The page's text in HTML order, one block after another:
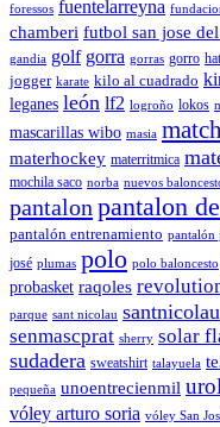
foressos fuentelarreyna
chamberi futbol san jose
gandia golf gorra gorras gorro
jogger karate kilo al cuadrado
leganes león lf2 logroño lokos
mascarillas wibo masia
materhockey materritmica
mochila saco norba nuevos
pantalon pantalon
pantalón entrenamiento pantalón
josé plumas polo polo baloncesto
probasket raqoles
parque sant nicolau santnicolau
senmascprat sherry solar
sudadera sweatshirt talayuela
pequeña unoentrecienmil
vóley arturo soria vóley San